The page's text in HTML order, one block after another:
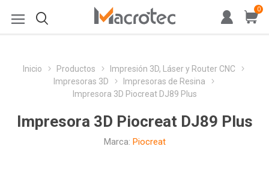
0
Inicio Productos
Impresión 3D, Láser y Router CNC
Impresoras 3D
Impresoras de Resina
Impresora 3D Piocreat DJ89 Plus
Impresora 3D Piocreat DJ89 Plus
Marca: Piocreat